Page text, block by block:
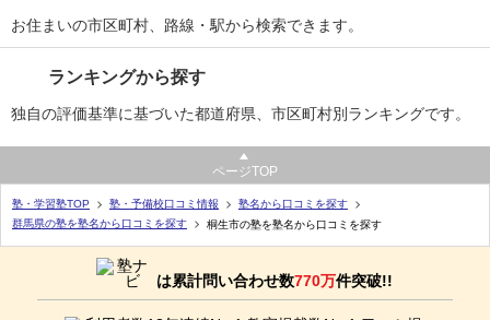
お住まいの市区町村、路線・駅から検索できます。
ランキングから探す
独自の評価基準に基づいた都道府県、市区町村別ランキングです。
ページTOP
塾・学習塾TOP 塾・予備校口コミ情報
塾名から口コミを探す
群馬県の塾を塾名から口コミを探す
桐生市の塾を塾名から口コミを探す
は累計問い合わせ数770万件突破!!